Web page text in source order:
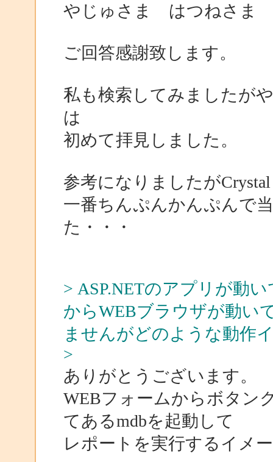
やじゅさま はつねさま
ご回答感謝致します。
私も検索してみましたが
は
初めて拝見しました。
参考になりましたが
一番ちんぷんかんぷんで
た・・・
> ASP.NETのアプリが動
からWEBブラウザが動い
ませんがどのような動作
>
ありがとうございます。
WEBフォームからボタン
てあるmdbを起動して
レポートを実行するイメ